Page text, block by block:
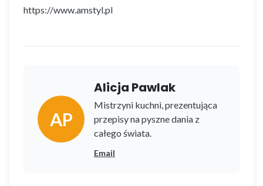
https://www.amstyl.pl
AP
Alicja Pawlak
Mistrzyni kuchni, prezentująca
przepisy na pyszne dania z
całego świata.
Email